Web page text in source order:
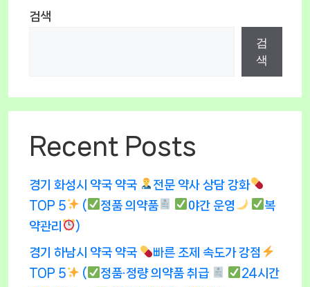
검색
검
색
Recent Posts
경기 화성시 약국 약국
전문 약사 상담 강화
TOP 5
( 정품 의약품 야간 운영
복
약관리
)
경기 하남시 약국 약국
빠른 조제 속도가 강점
TOP 5
( 정품·정량 의약품 취급
24시간